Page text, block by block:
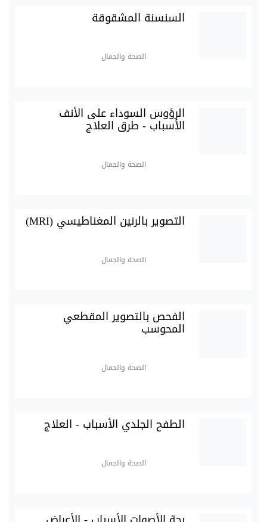
السنسنة المشقوقة
الصحة والجمال
الرؤوس السوداء على الأنف
الأسباب - طرق العلاج
الصحة والجمال
التصوير بالرنين المغناطيسي (MRI)
الصحة والجمال
الفحص بالتصوير المقطعي
المحوسب
الصحة والجمال
الطفح الجلدي الأسباب - العلاج
الصحة والجمال